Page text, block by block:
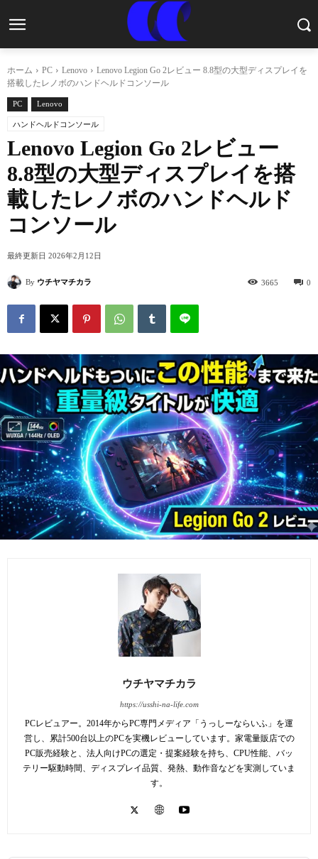
ホーム PC Lenovo
Lenovo Legion Go 2レビュー 8.8型の大型ディスプレイを
搭載したレノボのハンドヘルドコンソール
PC Lenovo
ハンドヘルドコンソール
Lenovo Legion Go 2レビュー
8.8型の大型ディスプレイを搭
載したレノボのハンドヘルド
コンソール
最終更新日 2026年2月12日
By ウチヤマチカラ 0
3665
ウチヤマチカラ
https://usshi-na-life.com
PCレビュアー。2014年からPC専門メディア「うっしーならいふ」を運
営し、累計500台以上のPCを実機レビューしています。家電量販店での
PC販売経験と、法人向けPCの選定・提案経験を持ち、CPU性能、バッ
テリー駆動時間、ディスプレイ品質、発熱、動作音などを実測していま
す。